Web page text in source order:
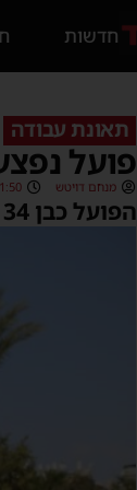
חדשות
תאונת עבודה
פועל
מנחם דויטש
הפועל כבן 34 נפגע בעת עבודתו על מלגזה ופונה לבית החולים אסותא בעיר